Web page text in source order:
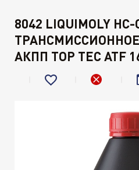
8042 LIQUIMOLY
АКПП TOP TEC ATF